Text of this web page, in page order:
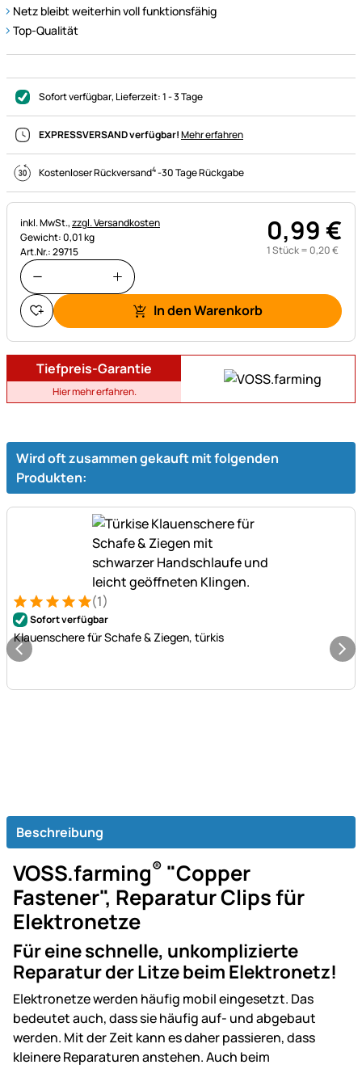
Netz bleibt weiterhin voll funktionsfähig
Top-Qualität
Sofort verfügbar, Lieferzeit:1 - 3 Tage
EXPRESSVERSAND verfügbar!Mehr erfahren
Kostenloser Rückversand4-30 Tage Rückgabe
Steuerhinweis:
inkl. MwSt.,zzgl. Versandkosten
Gewicht: 0,01 kg
Art.Nr.: 29715
0,99€
1 Stück = 0,20€
In den Warenkorb
Tiefpreis-Garantie
Hier mehr erfahren.
Wird oft zusammen gekauft mit folgenden
Produkten:
Bewertung: 5 von 5 (1 Bewertungen)
1 Bewertung (1)
Sofort verfügbar
Klauenschere für Schafe & Ziegen, türkis
Beschreibung
VOSS.farming® "Copper
Fastener", Reparatur Clips für
Elektronetze
Für eine schnelle, unkomplizierte
Reparatur der Litze beim Elektronetz!
Elektronetze werden häufig mobil eingesetzt. Das
bedeutet auch, dass sie häufig auf- und abgebaut
werden. Mit der Zeit kann es daher passieren, dass
kleinere Reparaturen anstehen. Auch beim